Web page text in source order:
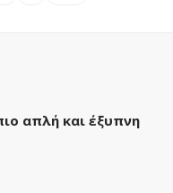
απλή και έξυπνη